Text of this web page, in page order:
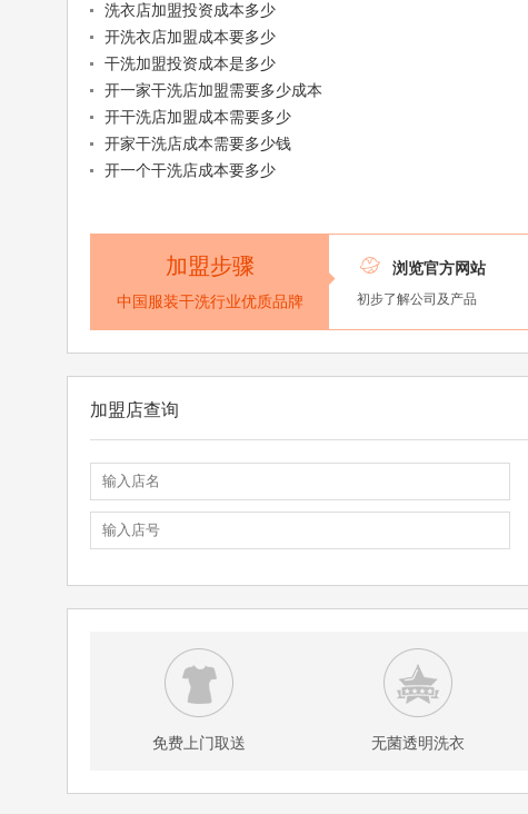
洗衣店加盟投资成本多少
开洗衣店加盟成本要多少
干洗加盟投资成本是多少
开一家干洗店加盟需要多少成本
开干洗店加盟成本需要多少
开家干洗店成本需要多少钱
开一个干洗店成本要多少
加盟步骤
中国服装干洗行业优质品牌
 浏览官方网站
初步了解公司及产品
加盟店查询
免费上门取送 无菌透明洗衣